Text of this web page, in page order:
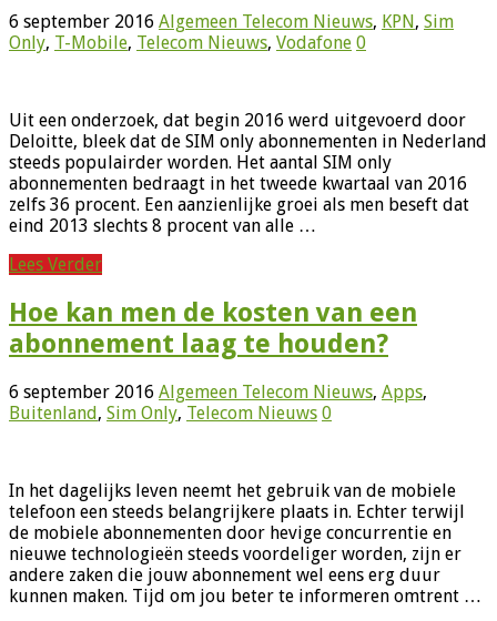
6 september 2016 Algemeen Telecom Nieuws, KPN, Sim
Only, T-Mobile, Telecom Nieuws, Vodafone 0
Uit een onderzoek, dat begin 2016 werd uitgevoerd door
Deloitte, bleek dat de SIM only abonnementen in Nederland
steeds populairder worden. Het aantal SIM only
abonnementen bedraagt in het tweede kwartaal van 2016
zelfs 36 procent. Een aanzienlijke groei als men beseft dat
eind 2013 slechts 8 procent van alle …
Lees Verder
Hoe kan men de kosten van een
abonnement laag te houden?
6 september 2016 Algemeen Telecom Nieuws, Apps,
Buitenland, Sim Only, Telecom Nieuws 0
In het dagelijks leven neemt het gebruik van de mobiele
telefoon een steeds belangrijkere plaats in. Echter terwijl
de mobiele abonnementen door hevige concurrentie en
nieuwe technologieën steeds voordeliger worden, zijn er
andere zaken die jouw abonnement wel eens erg duur
kunnen maken. Tijd om jou beter te informeren omtrent …